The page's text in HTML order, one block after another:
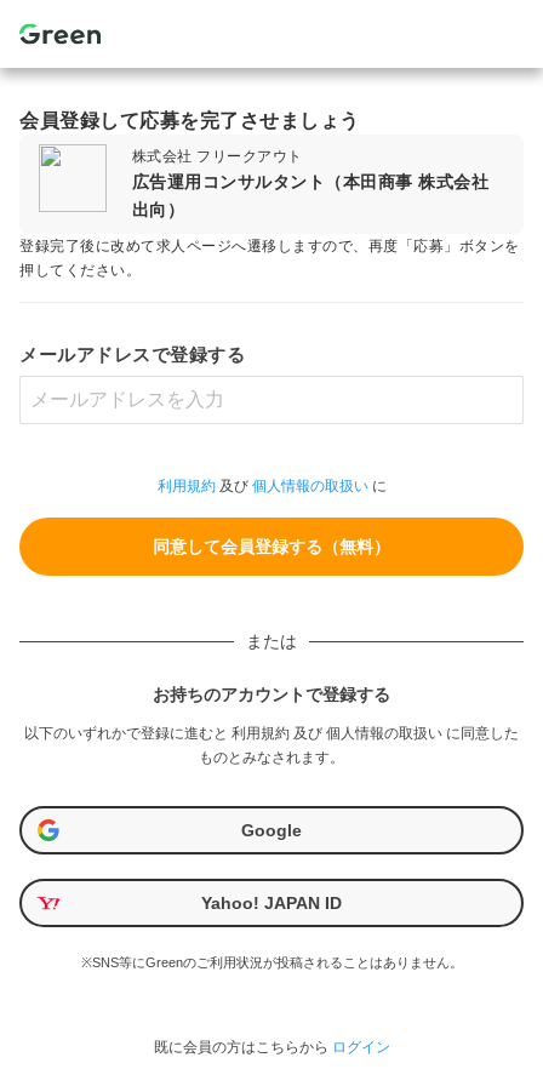
会員登録して応募を完了させましょう
株式会社 フリークアウト
広告運用コンサルタント（本田商事 株式会社
出向）
登録完了後に改めて求人ページへ遷移しますので、再度「応募」ボタンを
押してください。
メールアドレスで登録する
利用規約及び 個人情報の取扱いに
または
お持ちのアカウントで登録する
以下のいずれかで登録に進むと 利用規約 及び 個人情報の取扱い に同意した
ものとみなされます。
Google
Yahoo! JAPAN ID
※SNS等にGreenのご利用状況が投稿されることはありません。
既に会員の方はこちらから ログイン